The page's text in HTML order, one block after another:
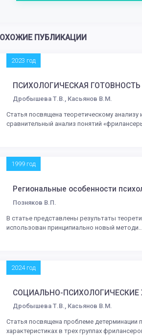
ПУБЛИКАЦИИ
2023 год
ПСИХОЛОГИЧЕСКАЯ
Дробышева Т.В., Касьянов В.М.
Статья посвящена теоретическому
сравнительный анализ понятий
1999 год
Региональные особенности
Позняков В.П.
В статье представлены результаты
использован принципиально новый методи...
2024 год
СОЦИАЛЬНО-
Дробышева Т.В., Касьянов В.М.
Статья посвящена проблеме детерминации
характеристиках в трех группах фрилансеров